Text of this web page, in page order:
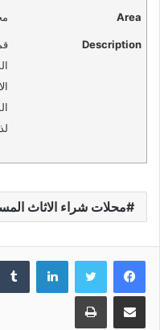
Area
Description
محلات شراء الاثاث
لينكدإن
مشاركة عبر البريد طباعة